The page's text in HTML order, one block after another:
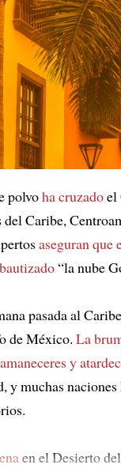
polvoha cruzadoel
del Caribe,
aseguran que
“la nube
pasada al
de México. La
y
y muchas
en el Desierto